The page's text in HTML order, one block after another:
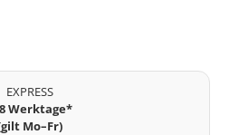
EXPRESS
Werktage*
Mo–Fr)